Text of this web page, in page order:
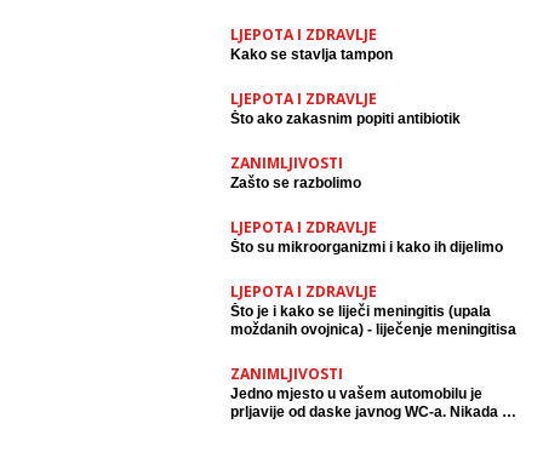
LJEPOTA I ZDRAVLJE
Kako se stavlja tampon
LJEPOTA I ZDRAVLJE
Što ako zakasnim popiti antibiotik
ZANIMLJIVOSTI
Zašto se razbolimo
LJEPOTA I ZDRAVLJE
Što su mikroorganizmi i kako ih dijelimo
LJEPOTA I ZDRAVLJE
Što je i kako se liječi meningitis (upala
moždanih ovojnica) - liječenje meningitisa
ZANIMLJIVOSTI
Jedno mjesto u vašem automobilu je
prljavije od daske javnog WC-a. Nikada ne